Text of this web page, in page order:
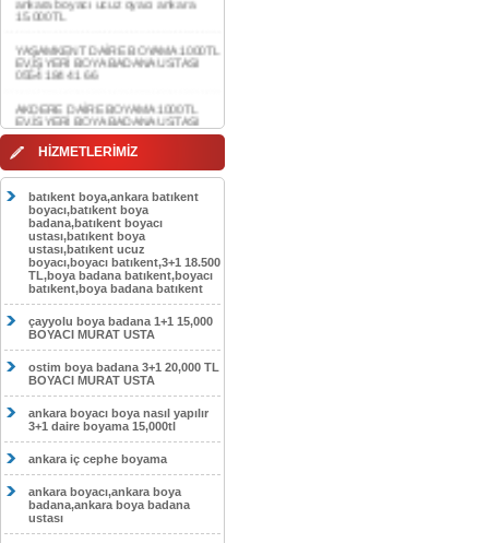
YAŞAMKENT DAİRE BOYAMA 1000TL
EV,İŞYERİ BOYA BADANA USTASI
AKDERE DAİRE BOYAMA 1000TL
EV,İŞYERİ BOYA BADANA USTASI
CEBECİ DAİRE BOYAMA 1000TL
0554 184 41 66
EV,İŞYERİ BOYA BADANA USTASI
0554 184 41 66
GÖLBAŞI DAİRE BOYAMA 1000TL
EV,İŞYERİ BOYA BADANA USTASI
0554 184 41 66
SOKULLU DAİRE BOYAMA 1000TL
EV,İŞYERİ BOYA BADANA USTASI
0554 184 41 66
HİZMETLERİMİZ
batıkent boya,ankara batıkent
boyacı,batıkent boya
badana,batıkent boyacı
ustası,batıkent boya
ustası,batıkent ucuz
boyacı,boyacı batıkent,3+1 18.500
TL,boya badana batıkent,boyacı
batıkent,boya badana batıkent
çayyolu boya badana 1+1 15,000
BOYACI MURAT USTA
ostim boya badana 3+1 20,000 TL
BOYACI MURAT USTA
ankara boyacı boya nasıl yapılır
3+1 daire boyama 15,000tl
ankara iç cephe boyama
ankara boyacı,ankara boya
badana,ankara boya badana
ustası